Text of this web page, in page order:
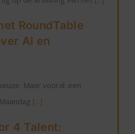
RoundTable
AI en
Maar vooral: een
[...]
4 Talent: